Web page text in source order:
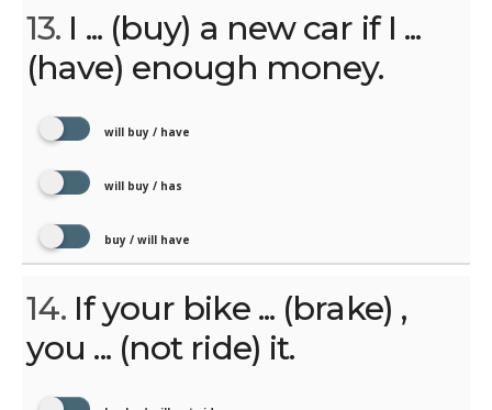
13. I ... (buy) a new car if I ...
(have) enough money.
will buy / have
will buy / has
buy / will have
14. If your bike ... (brake) ,
you ... (not ride) it.